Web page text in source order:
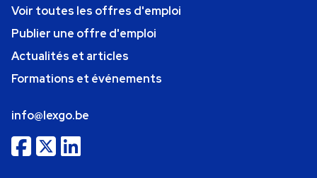
Voir toutes les offres d'emploi
Publier une offre d'emploi
Actualités et articles
Formations et événements
info@lexgo.be